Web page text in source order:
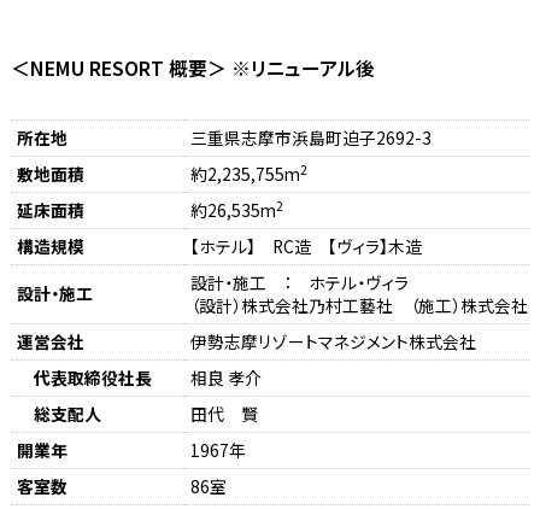
＜NEMU RESORT 概要＞ ※リニューアル後
所在地
三重県志摩市浜島町迫子2692-3
敷地面積
約2,235,755m2
延床面積 約26,535m2
構造規模
【ホテル】 RC造 【ヴィラ】木造
設計・施工
設計・施工 ： ホテル・ヴィラ
（設計）株式会社乃村工藝社 （施工）株式会社
運営会社
伊勢志摩リゾートマネジメント株式会社
代表取締役社長
相良 孝介
総支配人
田代 賢
開業年
1967年
客室数
86室